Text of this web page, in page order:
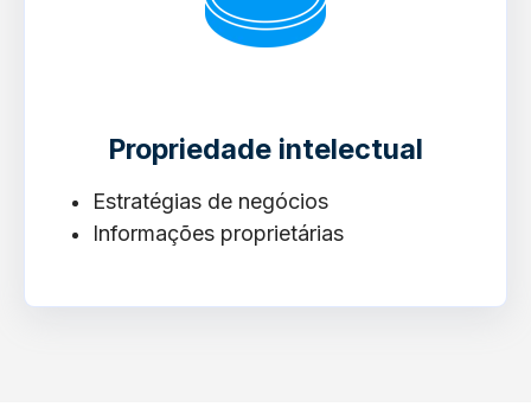
Propriedade intelectual
Estratégias de negócios
Informações proprietárias